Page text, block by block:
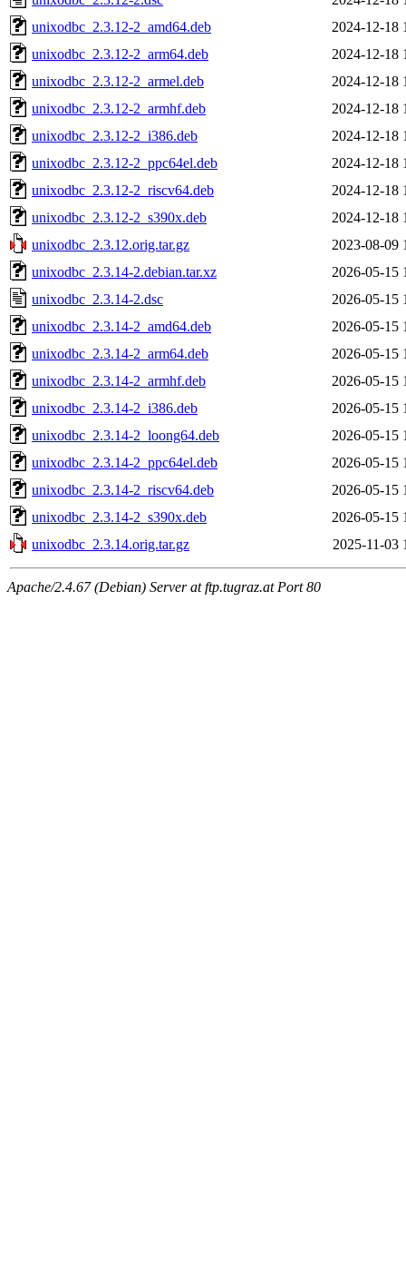
unixodbc_2.3.12-2_amd64.deb
2024-12-18
unixodbc_2.3.12-2_arm64.deb
2024-12-18
unixodbc_2.3.12-2_armel.deb
2024-12-18
unixodbc_2.3.12-2_armhf.deb
2024-12-18
unixodbc_2.3.12-2_i386.deb
2024-12-18
unixodbc_2.3.12-2_ppc64el.deb
2024-12-18
unixodbc_2.3.12-2_riscv64.deb
2024-12-18
unixodbc_2.3.12-2_s390x.deb
2024-12-18
unixodbc_2.3.12.orig.tar.gz
2023-08-09
unixodbc_2.3.14-2.debian.tar.xz
2026-05-15
unixodbc_2.3.14-2.dsc
2026-05-15
unixodbc_2.3.14-2_amd64.deb
2026-05-15
unixodbc_2.3.14-2_arm64.deb
2026-05-15
unixodbc_2.3.14-2_armhf.deb
2026-05-15
unixodbc_2.3.14-2_i386.deb
2026-05-15
unixodbc_2.3.14-2_loong64.deb
2026-05-15
unixodbc_2.3.14-2_ppc64el.deb
2026-05-15
unixodbc_2.3.14-2_riscv64.deb
2026-05-15
unixodbc_2.3.14-2_s390x.deb
2026-05-15
unixodbc_2.3.14.orig.tar.gz
2025-11-03
Apache/2.4.67 (Debian) Server at ftp.tugraz.at Port 80